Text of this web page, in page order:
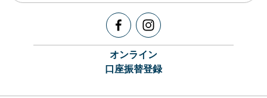
オンライン
口座振替登録